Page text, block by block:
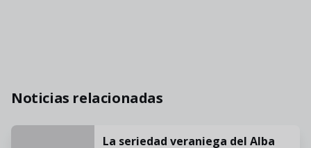
Noticias relacionadas
La seriedad veraniega del Alba